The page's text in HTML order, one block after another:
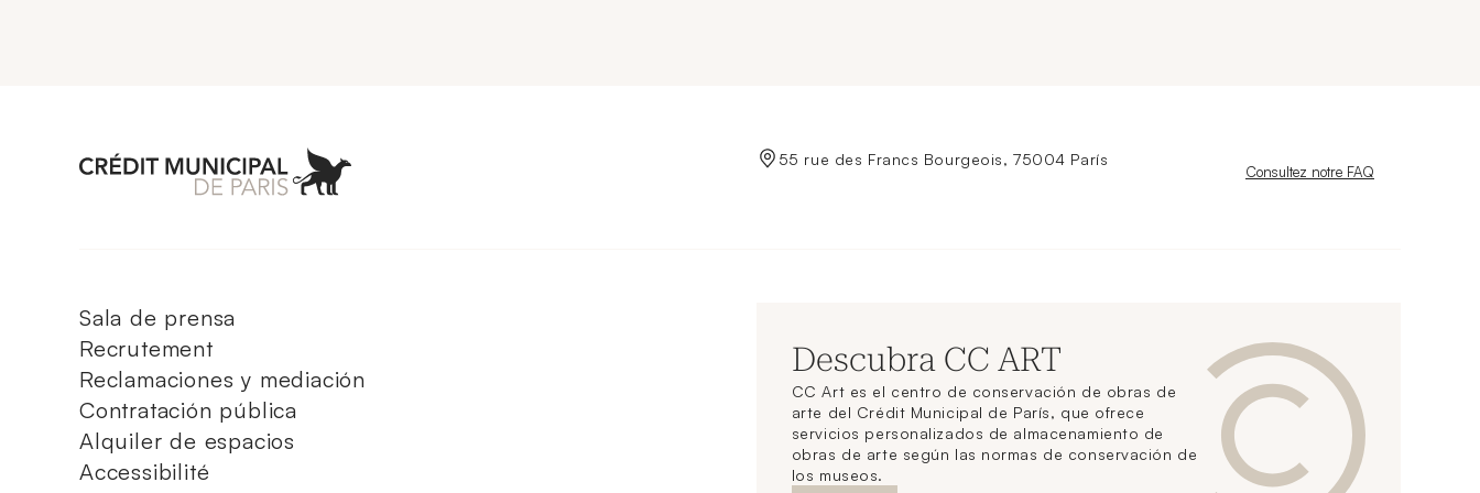
Aller à l'accueil de Crédit Municipal de Paris 55 rue des Francs Bourgeois, 75004 París
Nouvelle fenêtre
Consultez notre FAQ
Sala de prensa
Recrutement
Reclamaciones y mediación
Contratación pública
Alquiler de espacios
Accessibilité
Descubra CC ART
CC Art es el centro de conservación de obras de
arte del Crédit Municipal de París, que ofrece
servicios personalizados de almacenamiento de
obras de arte según las normas de conservación de
los museos.